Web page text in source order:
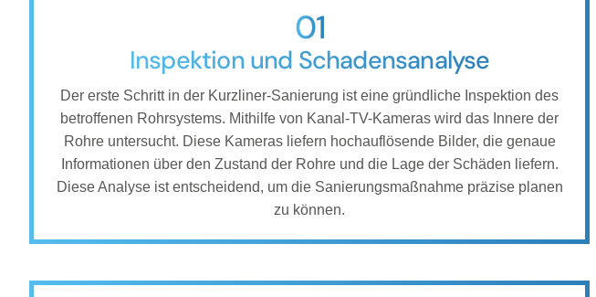
01
Inspektion und Schadensanalyse
Der erste Schritt in der Kurzliner-Sanierung ist eine gründliche Inspektion des
betroffenen Rohrsystems. Mithilfe von Kanal-TV-Kameras wird das Innere der
Rohre untersucht. Diese Kameras liefern hochauflösende Bilder, die genaue
Informationen über den Zustand der Rohre und die Lage der Schäden liefern.
Diese Analyse ist entscheidend, um die Sanierungsmaßnahme präzise planen
zu können.